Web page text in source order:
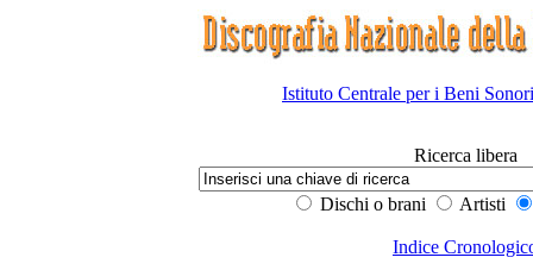
Istituto Centrale per i Beni
Ricerca libera
Dischi o brani Artisti
Indice